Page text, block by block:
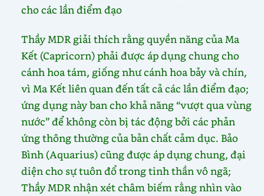
cho các lần điểm đạo
Thầy MDR giải thích rằng quyền năng của Ma
Kết (Capricorn) phải được áp dụng chung cho
cánh hoa tám, giống như cánh hoa bảy và chín,
vì Ma Kết liên quan đến tất cả các lần điểm đạo;
ứng dụng này ban cho khả năng “vượt qua vùng
nước” để không còn bị tác động bởi các phản
ứng thông thường của bản chất cảm dục. Bảo
Bình (Aquarius) cũng được áp dụng chung, đại
diện cho sự tuôn đổ trong tinh thần vô ngã;
Thầy MDR nhận xét châm biếm rằng nhìn vào